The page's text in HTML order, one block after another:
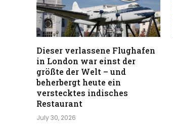
Dieser verlassene Flughafen
in London war einst der
größte der Welt – und
beherbergt heute ein
verstecktes indisches
Restaurant
July 30, 2026